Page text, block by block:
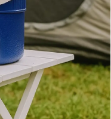
آرایشی و بهداشتی
محصولات تخفیف دار